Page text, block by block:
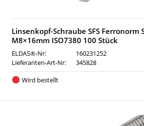
Linsenkopf-Schraube SFS Ferronorm
M8×16mm ISO7380 100 Stück
ELDAS®-Nr:
160231252
Lieferanten-Art-Nr:
345828
Wird bestellt